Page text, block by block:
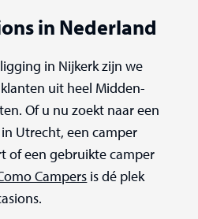
in Nederland
in Nijkerk zijn we
uit heel Midden-
Of u nu zoekt naar een
Utrecht, een camper
of een gebruikte camper
Campers is dé plek